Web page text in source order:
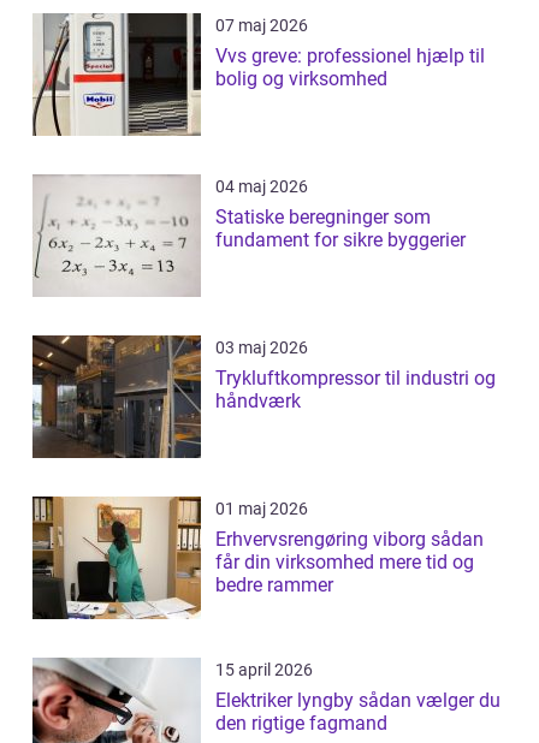
07 maj 2026
Vvs greve: professionel hjælp til
bolig og virksomhed
04 maj 2026
Statiske beregninger som
fundament for sikre byggerier
03 maj 2026
Trykluftkompressor til industri og
håndværk
01 maj 2026
Erhvervsrengøring viborg sådan
får din virksomhed mere tid og
bedre rammer
15 april 2026
Elektriker lyngby sådan vælger du
den rigtige fagmand